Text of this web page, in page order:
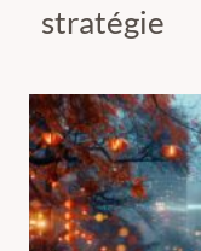
stratégie